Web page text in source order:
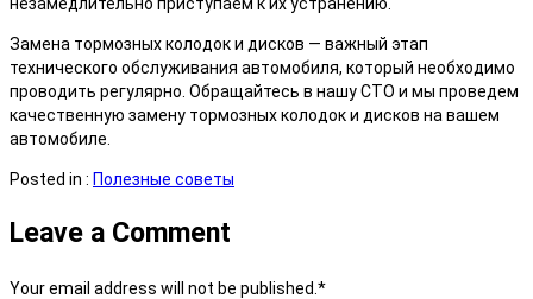
Замена тормозных колодок и дисков — важный этап
технического обслуживания автомобиля, который необходимо
проводить регулярно. Обращайтесь в нашу СТО и мы проведем
качественную замену тормозных колодок и дисков на вашем
автомобиле.
Posted in : Полезные советы
Leave a Comment
Your email address will not be published. *